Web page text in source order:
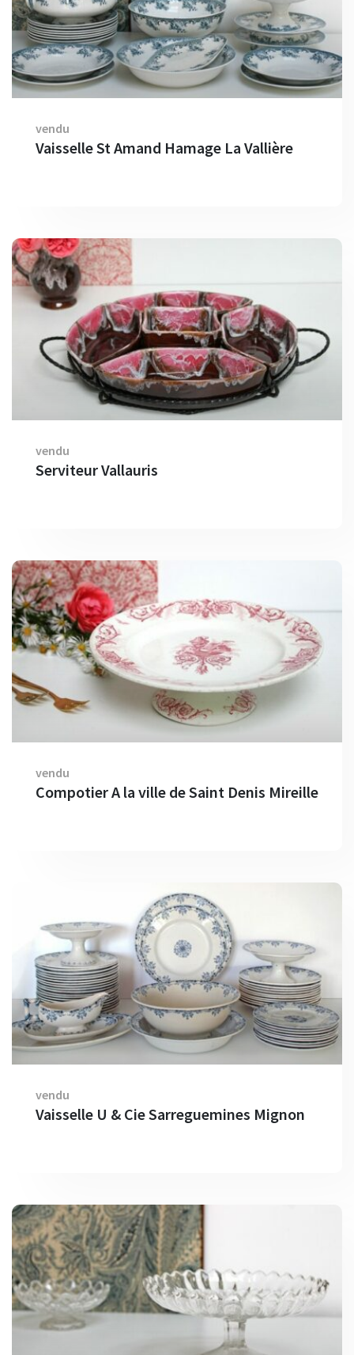
vendu
Vaisselle St Amand Hamage La Vallière
vendu
Serviteur Vallauris
vendu
Compotier A la ville de Saint Denis Mireille
vendu
Vaisselle U & Cie Sarreguemines Mignon